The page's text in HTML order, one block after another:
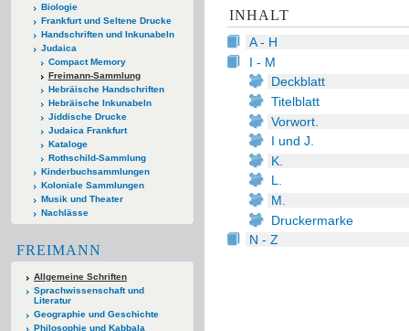
Biologie
Frankfurt und Seltene Drucke
Handschriften und Inkunabeln
Judaica
Compact Memory
Freimann-Sammlung
Hebräische Handschriften
Hebräische Inkunabeln
Jiddische Drucke
Judaica Frankfurt
Kataloge
Rothschild-Sammlung
Kinderbuchsammlungen
Koloniale Sammlungen
Musik und Theater
Nachlässe
FREIMANN
Allgemeine Schriften
Sprachwissenschaft und
Literatur
Geographie und Geschichte
Philosophie und Kabbala
INHALT
A - H
I - M
Deckblatt
Titelblatt
Vorwort.
I und J.
K.
L.
M.
Druckermarke
N - Z